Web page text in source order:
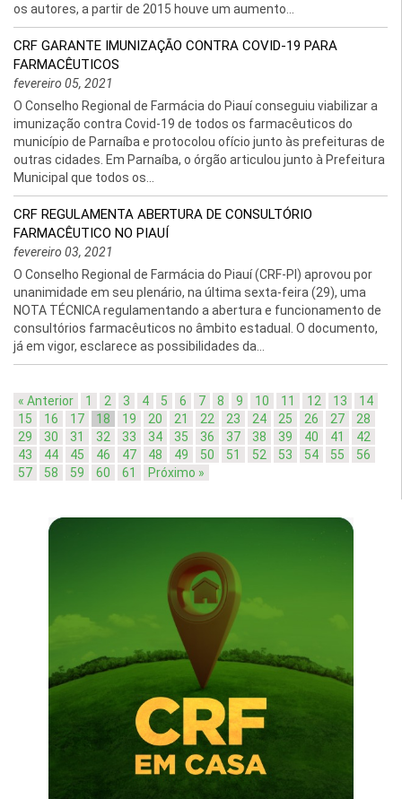
os autores, a partir de 2015 houve um aumento...
CRF GARANTE IMUNIZAÇÃO CONTRA COVID-19 PARA
FARMACÊUTICOS
fevereiro 05, 2021
O Conselho Regional de Farmácia do Piauí conseguiu viabilizar a
imunização contra Covid-19 de todos os farmacêuticos do
município de Parnaíba e protocolou ofício junto às prefeituras de
outras cidades. Em Parnaíba, o órgão articulou junto à Prefeitura
Municipal que todos os...
CRF REGULAMENTA ABERTURA DE CONSULTÓRIO
FARMACÊUTICO NO PIAUÍ
fevereiro 03, 2021
O Conselho Regional de Farmácia do Piauí (CRF-PI) aprovou por
unanimidade em seu plenário, na última sexta-feira (29), uma
NOTA TÉCNICA regulamentando a abertura e funcionamento de
consultórios farmacêuticos no âmbito estadual. O documento,
já em vigor, esclarece as possibilidades da...
« Anterior 1 2 3 4 5 6 7 8 9 10 11 12 13
14
15
16 17 18 19 20 21 22 23 24 25 26 27
28
29
30 31 32 33 34 35 36 37 38 39 40 41
42
43
44 45 46 47 48 49 50 51 52 53 54 55
56
57
58 59 60 61 Próximo »